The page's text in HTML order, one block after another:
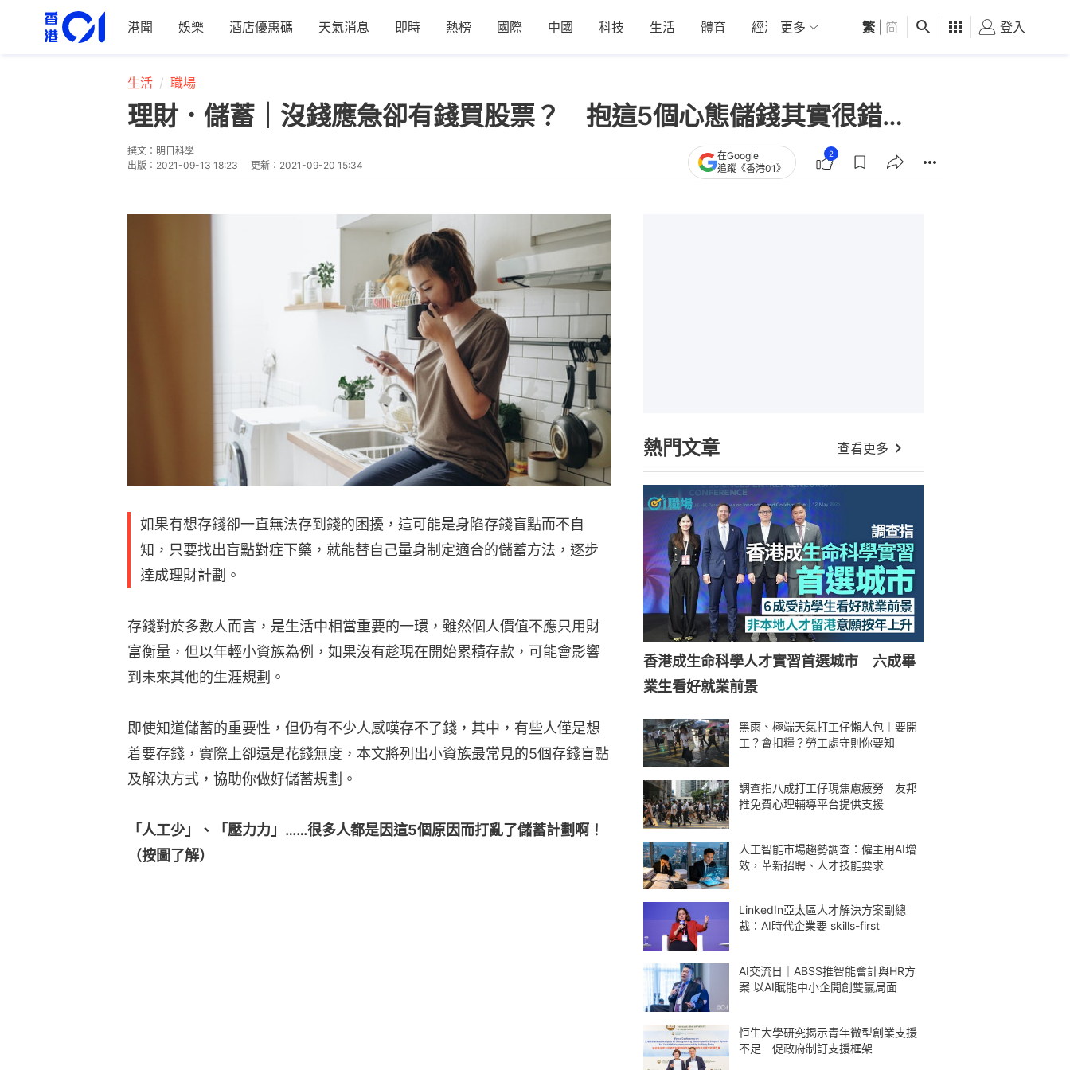
港聞 娛樂 酒店優惠碼 天氣消息 即時 熱榜 國際 中國 科技 生活 體育 經濟 01深圳 觀點 健康 好食玩飛
更多 繁 简 登入
生活 職場
理財．儲蓄｜沒錢應急卻有錢買股票？ 抱這5個心態儲錢其實很錯…
撰文： 明日科學
出版： 2021-09-13 18:23 更新： 2021-09-20 15:34
在Google
追蹤《香港01》
2
如果有想存錢卻一直無法存到錢的困擾，這可能是身陷存錢盲點而不自
知，只要找出盲點對症下藥，就能替自己量身制定適合的儲蓄方法，逐步
達成理財計劃。
存錢對於多數人而言，是生活中相當重要的一環，雖然個人價值不應只用財
富衡量，但以年輕小資族為例，如果沒有趁現在開始累積存款，可能會影響
到未來其他的生涯規劃。
即使知道儲蓄的重要性，但仍有不少人感嘆存不了錢，其中，有些人僅是想
着要存錢，實際上卻還是花錢無度，本文將列出小資族最常見的5個存錢盲點
及解決方式，協助你做好儲蓄規劃。
「人工少」、「壓力力」……很多人都是因這5個原因而打亂了儲蓄計劃啊！
（按圖了解）
熱門文章 查看更多
香港成生命科學人才實習首選城市 六成畢
業生看好就業前景
黑雨、極端天氣打工仔懶人包︱要開
工？會扣糧？勞工處守則你要知
調查指八成打工仔現焦慮疲勞 友邦
推免費心理輔導平台提供支援
人工智能市場趨勢調查：僱主用AI增
效，革新招聘、人才技能要求
LinkedIn亞太區人才解決方案副總
裁：AI時代企業要 skills-first
AI交流日｜ABSS推智能會計與HR方
案 以AI賦能中小企開創雙贏局面
恒生大學研究揭示青年微型創業支援
不足 促政府制訂支援框架